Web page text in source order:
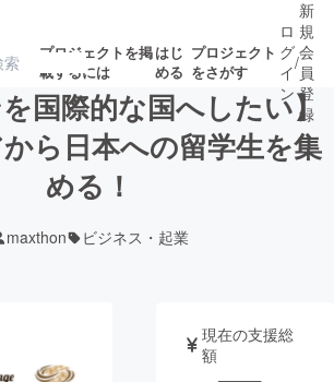
プロジェクトを掲
載するには
はじ
める
プロジェクト
をさがす
注目の新着プロ
募集終了が近いプ
ロ
グ
イ
ン
/
新
規
会
員
登
録
を国際的な国へしたい】
ら日本への留学生を集
める！
maxthon ビジネス・起業
現在の支援総
額